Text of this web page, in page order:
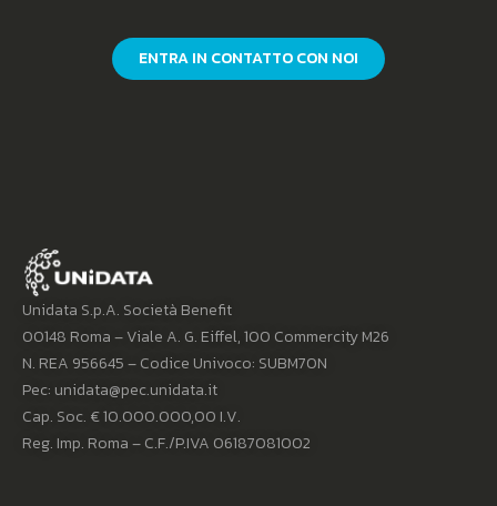
ENTRA IN CONTATTO CON NOI
Unidata S.p.A. Società Benefit
00148 Roma – Viale A. G. Eiffel, 100 Commercity M26
N. REA 956645 – Codice Univoco: SUBM70N
Pec: unidata@pec.unidata.it
Cap. Soc. € 10.000.000,00 I.V.
Reg. Imp. Roma – C.F./P.IVA 06187081002